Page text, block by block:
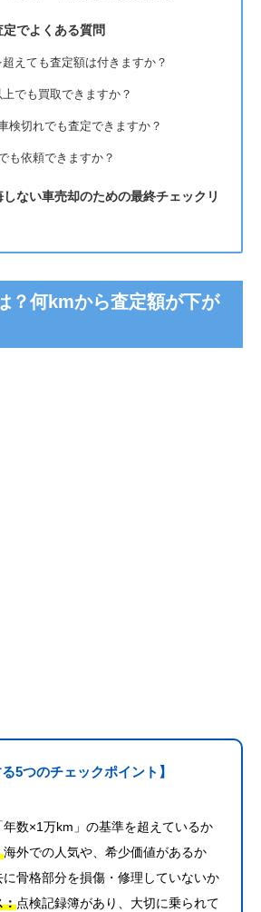
でよくある質問
えても査定額は付きますか？
でも買取できますか？
検切れでも査定できますか？
も依頼できますか？
ない車売却のための最終チェックリ
？何kmから査定額が下が
5つのチェックポイント】
年数×1万km」の基準を超えているか
海外での人気や、希少価値があるか
に骨格部分を損傷・修理していないか
：点検記録簿があり、大切に乗られて